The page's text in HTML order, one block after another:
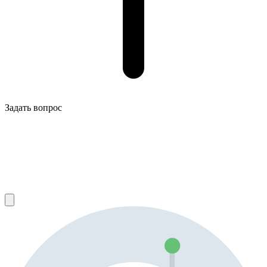
Задать вопрос